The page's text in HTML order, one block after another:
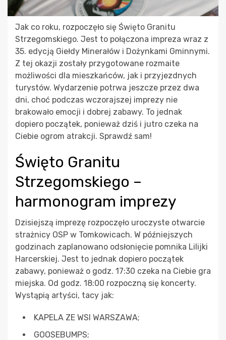
Jak co roku, rozpoczęło się Święto Granitu
Strzegomskiego. Jest to połączona impreza wraz z
35. edycją Giełdy Minerałów i Dożynkami Gminnymi.
Z tej okazji zostały przygotowane rozmaite
możliwości dla mieszkańców, jak i przyjezdnych
turystów. Wydarzenie potrwa jeszcze przez dwa
dni, choć podczas wczorajszej imprezy nie
brakowało emocji i dobrej zabawy. To jednak
dopiero początek, ponieważ dziś i jutro czeka na
Ciebie ogrom atrakcji. Sprawdź sam!
Święto Granitu
Strzegomskiego –
harmonogram imprezy
Dzisiejszą imprezę rozpoczęło uroczyste otwarcie
strażnicy OSP w Tomkowicach. W późniejszych
godzinach zaplanowano odsłonięcie pomnika Lilijki
Harcerskiej. Jest to jednak dopiero początek
zabawy, ponieważ o godz. 17:30 czeka na Ciebie gra
miejska. Od godz. 18:00 rozpoczną się koncerty.
Wystąpią artyści, tacy jak:
KAPELA ZE WSI WARSZAWA;
GOOSEBUMPS;